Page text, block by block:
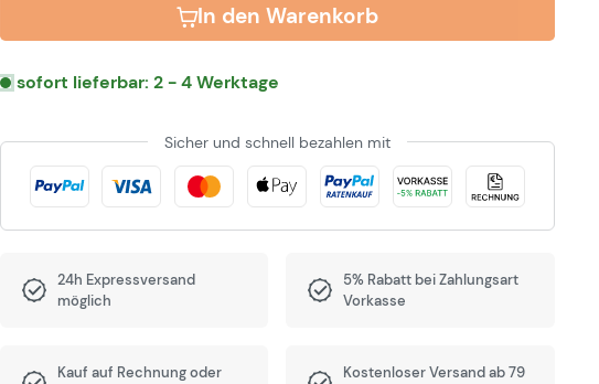
In den Warenkorb
sofort lieferbar: 2 - 4 Werktage
Sicher und schnell bezahlen mit
24h Expressversand
möglich
5% Rabatt bei Zahlungsart
Vorkasse
Kauf auf Rechnung oder
Kostenloser Versand ab 79